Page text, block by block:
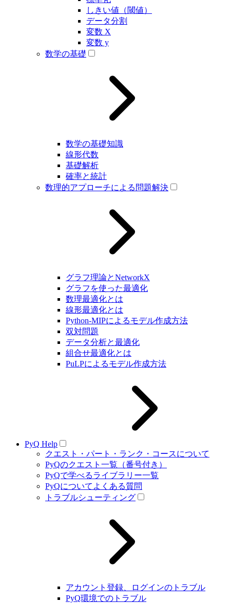
しきい値（閾値）
データ分割
変数 X
変数 y
数学の基礎
数学の基礎知識
線形代数
基礎解析
確率と統計
数理的アプローチによる問題解決
グラフ理論とNetworkX
グラフを使った最適化
数理最適化とは
線形最適化とは
Python-MIPによるモデル作成方法
双対問題
データ分析と最適化
組合せ最適化とは
PuLPによるモデル作成方法
PyQ Help
クエスト・パート・ランク・コースについて
PyQのクエスト一覧（番号付き）
PyQで学べるライブラリー一覧
PyQについてよくある質問
トラブルシューティング
アカウント登録、ログインのトラブル
PyQ環境でのトラブル